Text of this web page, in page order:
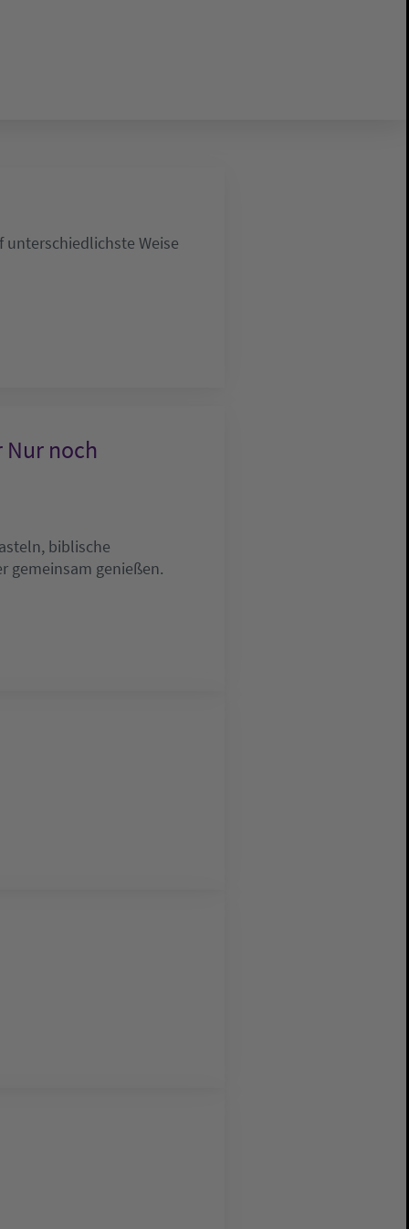
Weise
Nur noch
biblische
gemeinsam genießen.